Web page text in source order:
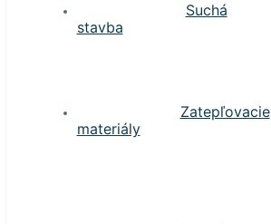
Suchá
stavba
Zatepľovacie
materiály